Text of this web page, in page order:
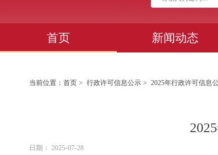
首页 新闻动态
当前位置： 首页 > 行政许可信息公示 > 2025年行政许可信息
日期： 2025-07-28